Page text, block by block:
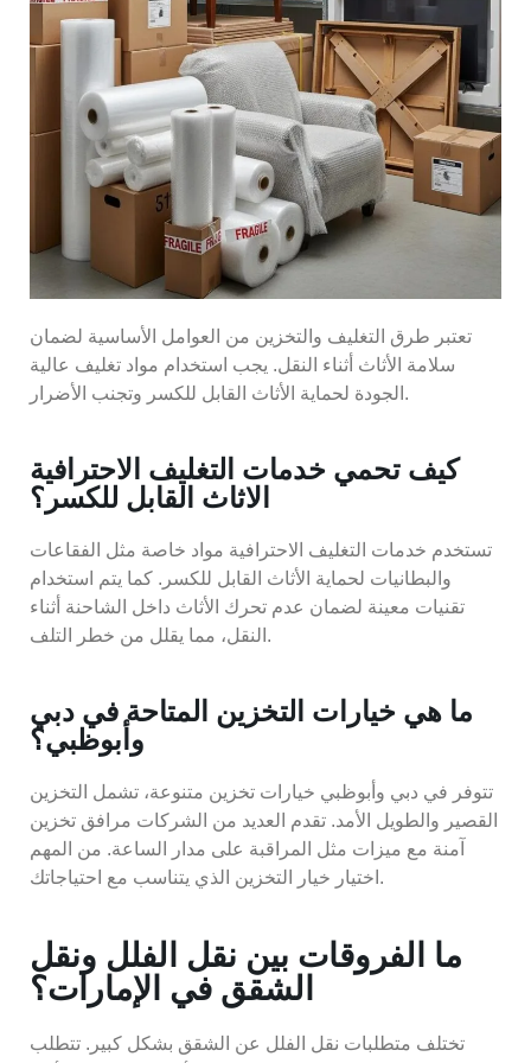
تعتبر طرق التغليف والتخزين من العوامل الأساسية لضمان
سلامة الأثاث أثناء النقل. يجب استخدام مواد تغليف عالية
الجودة لحماية الأثاث القابل للكسر وتجنب الأضرار.
كيف تحمي خدمات التغليف الاحترافية
الاثاث القابل للكسر؟
تستخدم خدمات التغليف الاحترافية مواد خاصة مثل الفقاعات
والبطانيات لحماية الأثاث القابل للكسر. كما يتم استخدام
تقنيات معينة لضمان عدم تحرك الأثاث داخل الشاحنة أثناء
النقل، مما يقلل من خطر التلف.
ما هي خيارات التخزين المتاحة في دبي
وأبوظبي؟
تتوفر في دبي وأبوظبي خيارات تخزين متنوعة، تشمل التخزين
القصير والطويل الأمد. تقدم العديد من الشركات مرافق تخزين
آمنة مع ميزات مثل المراقبة على مدار الساعة. من المهم
اختيار خيار التخزين الذي يتناسب مع احتياجاتك.
ما الفروقات بين نقل الفلل ونقل
الشقق في الإمارات؟
تختلف متطلبات نقل الفلل عن الشقق بشكل كبير. تتطلب